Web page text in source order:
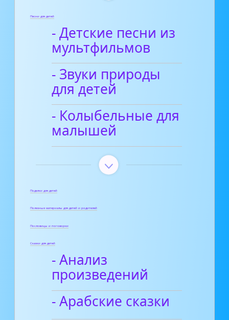
Песни для детей
- Детские песни из
мультфильмов
- Звуки природы
для детей
- Колыбельные для
малышей
Поделки для детей
Полезные материалы для детей и родителей
Пословицы и поговорки
Сказки для детей
- Анализ
произведений
- Арабские сказки